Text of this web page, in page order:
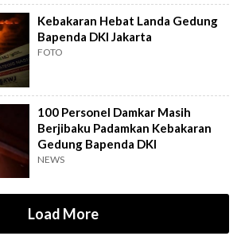
Kebakaran Hebat Landa Gedung
Bapenda DKI Jakarta
FOTO
100 Personel Damkar Masih
Berjibaku Padamkan Kebakaran
Gedung Bapenda DKI
NEWS
Load More